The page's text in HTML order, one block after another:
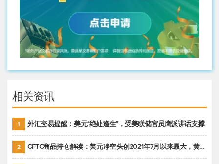
相关资讯
1 外汇交易提醒：美元“绝处逢生”，受美联储官员鹰派讲话支撑
2 CFTC商品持仓解读：美元净空头创2021年7月以来最大，黄金期货投机性净多头头寸减少